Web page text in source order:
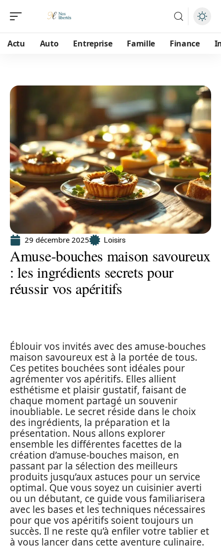
Actu Auto Entreprise Famille Finance
29 décembre 2025 Loisirs
Amuse-bouches maison savoureux
: les ingrédients secrets pour
réussir vos apéritifs
Éblouir vos invités avec des amuse-bouches
maison savoureux est à la portée de tous.
Ces petites bouchées sont idéales pour
agrémenter vos apéritifs. Elles allient
esthétisme et plaisir gustatif, faisant de
chaque moment partagé un souvenir
inoubliable. Le secret réside dans le choix
des ingrédients, la préparation et la
présentation. Nous allons explorer
ensemble les différentes facettes de la
création d’amuse-bouches maison, en
passant par la sélection des meilleurs
produits jusqu’aux astuces pour un service
optimal. Que vous soyez un cuisinier averti
ou un débutant, ce guide vous familiarisera
avec les bases et les techniques nécessaires
pour que vos apéritifs soient toujours un
succès. Il ne reste qu’à enfiler votre tablier et
à vous lancer dans cette aventure culinaire.